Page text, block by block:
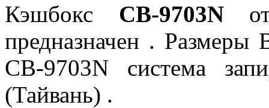
Кэшбокс CB-9703Nот
предназначен .
CB-9703N система
(Тайвань) .